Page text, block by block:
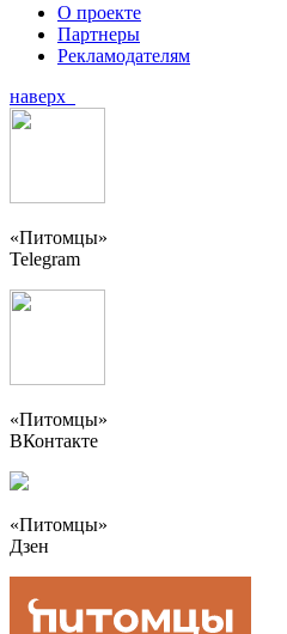
О проекте
Партнеры
Рекламодателям
наверх
«Питомцы»
Telegram
«Питомцы»
ВКонтакте
«Питомцы»
Дзен